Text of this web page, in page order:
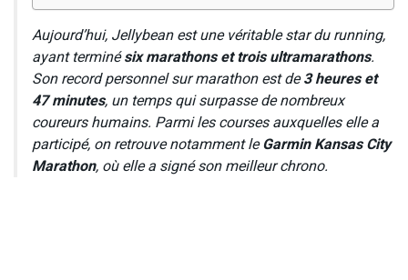
Aujourd’hui, Jellybean est une véritable star du running,
ayant terminésix marathons et trois ultramarathons.
Son record personnel sur marathon est de3 heures et
47 minutes, un temps qui surpasse de nombreux
coureurs humains. Parmi les courses auxquelles elle a
participé, on retrouve notamment leGarmin Kansas City
Marathon, où elle a signé son meilleur chrono.